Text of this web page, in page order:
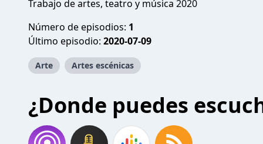
Trabajo de artes, teatro y música 2020
Número de episodios: 1
Último episodio: 2020-07-09
Arte Artes escénicas
¿Donde puedes